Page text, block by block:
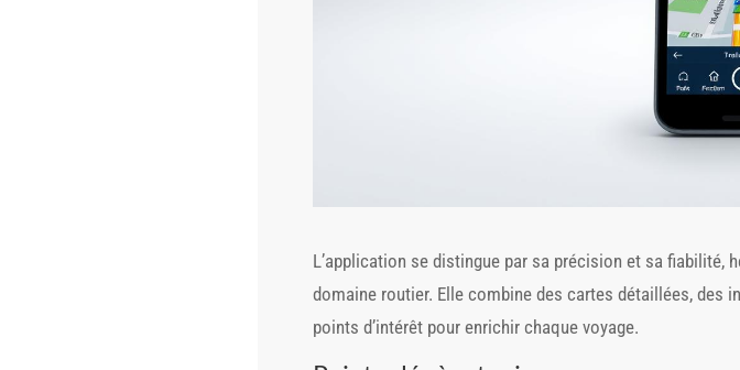
L’application se distingue par sa précision et sa fiabilité,
domaine routier. Elle combine des cartes détaillées, des
points d’intérêt pour enrichir chaque voyage.